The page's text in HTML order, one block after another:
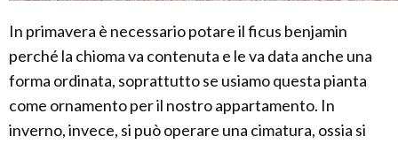
In primavera è necessario potare il ficus benjamin
perché la chioma va contenuta e le va data anche una
forma ordinata, soprattutto se usiamo questa pianta
come ornamento per il nostro appartamento. In
inverno, invece, si può operare una cimatura, ossia si